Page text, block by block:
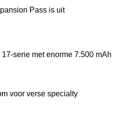
Pass is uit
serie met enorme 7.500 mAh
voor verse specialty